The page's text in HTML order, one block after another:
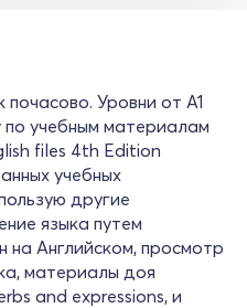
Уровни от A1
учебным материалам
files 4th Edition
учебных
другие
языка путем
на Английском, просмотр
материалы доя
and expressions, и